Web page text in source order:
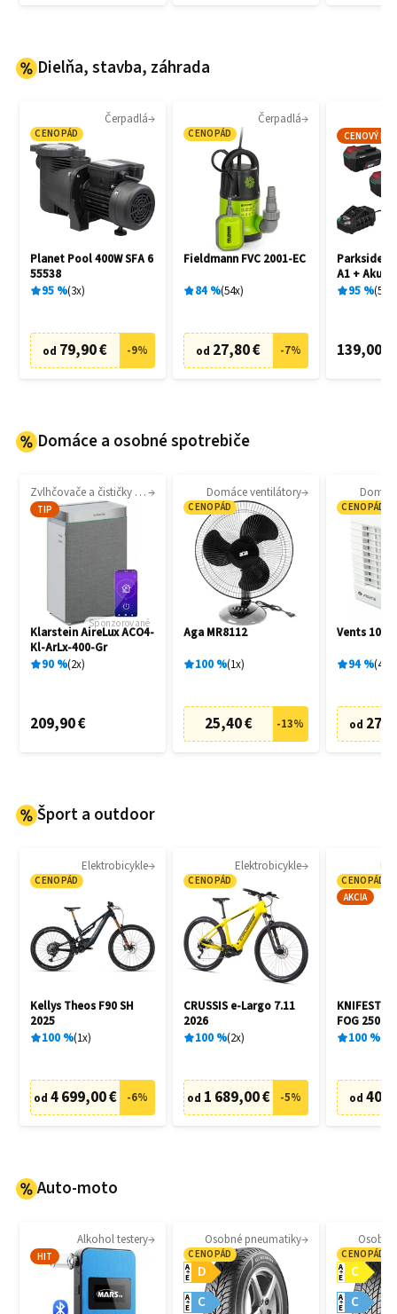
Dielňa, stavba, záhrada
Čerpadlá
CENOPÁD
Planet Pool 400W SFA 6
55538
95% 3x
od 79,90 € -9%
Čerpadlá
CENOPÁD
Fieldmann FVC 2001-EC
84% 54x
od 27,80 € -7%
CENOVÝ HIT
Parkside
A1 +
Ah, 2 kusy
95% 5
139,00 €
Domáce a osobné spotrebiče
Zvlhčovače a čističky vzduchu
TIP
Sponzorované
Klarstein AireLux ACO4-
Kl-ArLx-400-Gr
90% 2x
209,90 €
Domáce ventilátory
CENOPÁD
Aga MR8112
100% 1x
25,40 € -13%
CENOPÁD
Vents 100
94% 4
od
Šport a outdoor
Elektrobicykle
CENOPÁD
Kellys Theos F90 SH
2025
100% 1x
od 4 699,00 € -6%
Elektrobicykle
CENOPÁD
CRUSSIS e-Largo 7.11
2026
100% 2x
od 1 689,00 € -5%
CENOPÁD
AKCIA
FOG 250 ml
100%
od
Auto-moto
Alkohol testery
HIT
Osobné pneumatiky
CENOPÁD
D
A
E
C
A
E
CENOPÁD
C
A
E
C
A
E